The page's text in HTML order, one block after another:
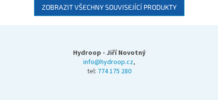
ZOBRAZIT VŠECHNY SOUVISEJÍCÍ PRODUKTY
Hydroop - Jiří Novotný
info@hydroop.cz,
tel: 774 175 280